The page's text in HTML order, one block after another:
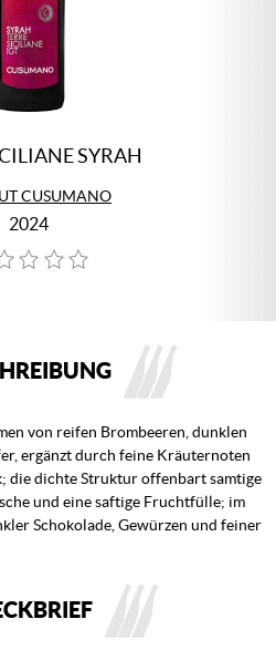
SYRAH
CUSUMANO
2024
von reifen Brombeeren, dunklen
ergänzt durch feine Kräuternoten
die dichte Struktur offenbart samtige
und eine saftige Fruchtfülle; im
Schokolade, Gewürzen und feiner